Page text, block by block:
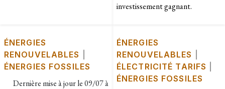
investissement gagnant.
ÉNERGIES
RENOUVELABLES
ÉNERGIES FOSSILES
Dernière mise à jour le09/07 à
ÉNERGIES
RENOUVELABLES
ÉLECTRICITÉ TARIFS
ÉNERGIES FOSSILES